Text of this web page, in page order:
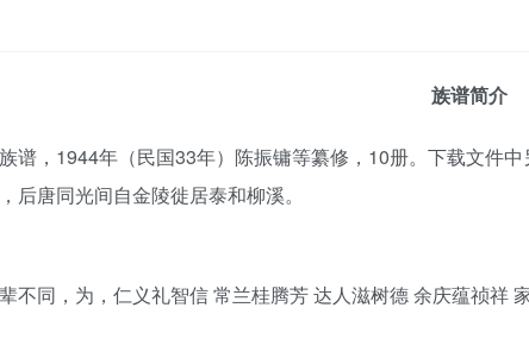
族谱简介
谱，1944年（民国33年）陈振镛等纂修，10册。下载文件中
后唐同光间自金陵徙居泰和柳溪。
不同，为，仁义礼智信 常兰桂腾芳 达人滋树德 余庆蕴祯祥